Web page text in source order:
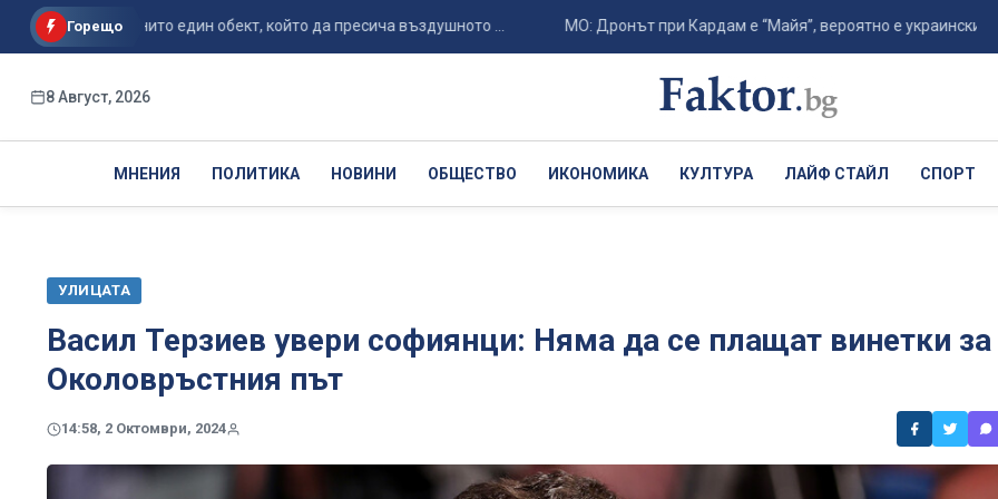
Горещо
засекли нито един обект, който да пресича въздушното ... МО: Дронът при Кардам е “Майя”, вероятно е украински ...
8 Август, 2026
МНЕНИЯ ПОЛИТИКА НОВИНИ ОБЩЕСТВО ИКОНОМИКА КУЛТУРА ЛАЙФ СТАЙЛ СПОРТ
УЛИЦАТА
Васил Терзиев увери софиянци: Няма да се плащат винетки за
Околовръстния път
14:58, 2 Октомври, 2024